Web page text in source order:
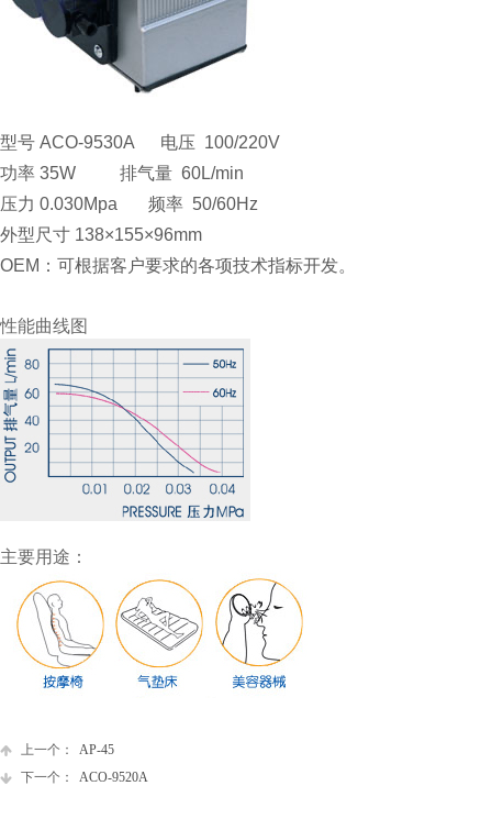
型号 ACO-9530A 电压 100/220V
功率 35W 排气量 60L/min
压力 0.030Mpa 频率 50/60Hz
外型尺寸 138×155×96mm
OEM：可根据客户要求的各项技术指标开发。
性能曲线图
主要用途：
上一个：
AP-45
下一个：
ACO-9520A